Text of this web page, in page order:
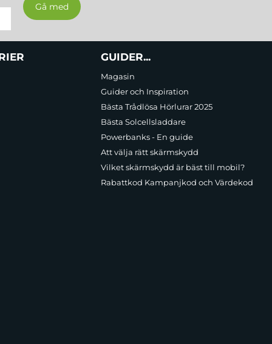
GUIDER...
Magasin
Guider och Inspiration
Bästa Trådlösa Hörlurar 2025
Bästa Solcellsladdare
Powerbanks - En guide
Att välja rätt skärmskydd
Vilket skärmskydd är bäst till mobil?
Rabattkod Kampanjkod och Värdekod